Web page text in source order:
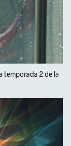
temporada 2 de la